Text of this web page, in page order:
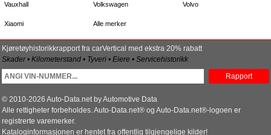
Vauxhall Volkswagen Volvo
Xiaomi Alle merker
Kjøretøyhistorikkrapport fra carVertical med ekstra 20% rabatt
Skader • Kilometerstand • Tyveri • Eiere • Servicehistorikk
Rapport
© 2010-2026 Auto-Data.net by Automotive Data
Alle rettigheter forbeholdes. Auto-Data.net® og Auto-Data.net®-logoen er
registrerte varemerker.
Kataloginformasjonen er hentet fra offentlig tilgjengelige kilder!